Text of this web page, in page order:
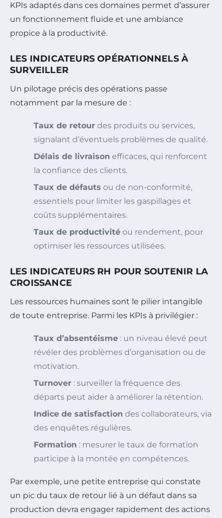
KPIs adaptés dans ces domaines permet d’assurer
un fonctionnement fluide et une ambiance
propice à la productivité.
LES INDICATEURS OPÉRATIONNELS À
SURVEILLER
Un pilotage précis des opérations passe
notamment par la mesure de :
Taux de retour des produits ou services,
signalant d’éventuels problèmes de qualité.
Délais de livraison efficaces, qui renforcent
la confiance des clients.
Taux de défauts ou de non-conformité,
essentiels pour limiter les gaspillages et
coûts supplémentaires.
Taux de productivité ou rendement, pour
optimiser les ressources utilisées.
LES INDICATEURS RH POUR SOUTENIR LA
CROISSANCE
Les ressources humaines sont le pilier intangible
de toute entreprise. Parmi les KPIs à privilégier :
Taux d’absentéisme : un niveau élevé peut
révéler des problèmes d’organisation ou de
motivation.
Turnover : surveiller la fréquence des
départs peut aider à améliorer la rétention.
Indice de satisfaction des collaborateurs, via
des enquêtes régulières.
Formation : mesurer le taux de formation
participe à la montée en compétences.
Par exemple, une petite entreprise qui constate
un pic du taux de retour lié à un défaut dans sa
production devra engager rapidement des actions